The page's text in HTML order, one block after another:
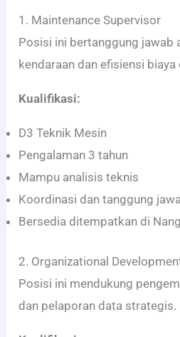
1. Maintenance Supervisor
Posisi ini bertanggung jawab
kendaraan dan efisiensi biaya
Kualifikasi:
D3 Teknik Mesin
Pengalaman 3 tahun
Mampu analisis teknis
Koordinasi dan tanggung
Bersedia ditempatkan di
2. Organizational
Posisi ini mendukung
dan pelaporan data strategis.